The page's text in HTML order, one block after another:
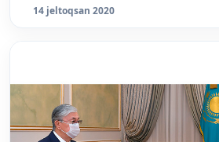
14 jeltoqsan 2020